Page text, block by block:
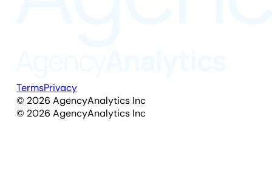
TermsPrivacy
© 2026 AgencyAnalytics Inc
© 2026 AgencyAnalytics Inc